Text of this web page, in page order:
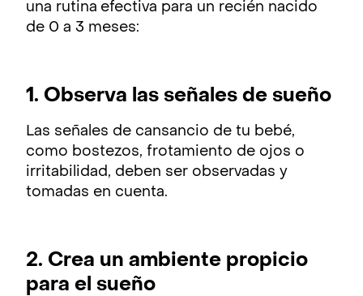
una rutina efectiva para un recién nacido
de 0 a 3 meses:
1. Observa las señales de sueño
Las señales de cansancio de tu bebé,
como bostezos, frotamiento de ojos o
irritabilidad, deben ser observadas y
tomadas en cuenta.
2. Crea un ambiente propicio
para el sueño